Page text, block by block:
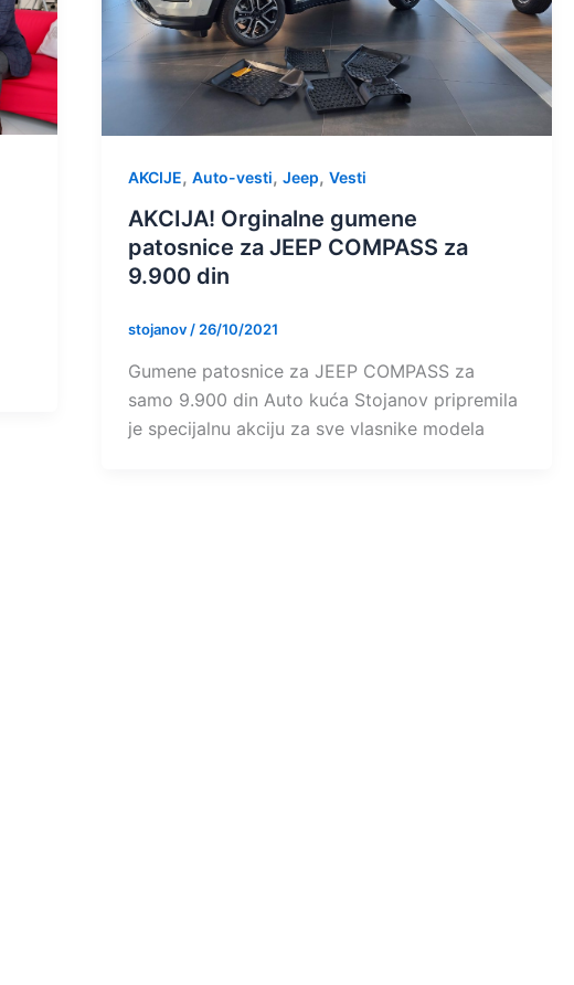
AKCIJE, Auto-vesti, Jeep, Vesti
AKCIJA! Orginalne gumene
patosnice za JEEP COMPASS za
9.900 din
stojanov/26/10/2021
Gumene patosnice za JEEP COMPASS za
samo 9.900 din Auto kuća Stojanov pripremila
je specijalnu akciju za sve vlasnike modela